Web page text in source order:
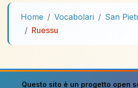
Home Vocabolari
San
Ruessu
Questo sito è un progetto open